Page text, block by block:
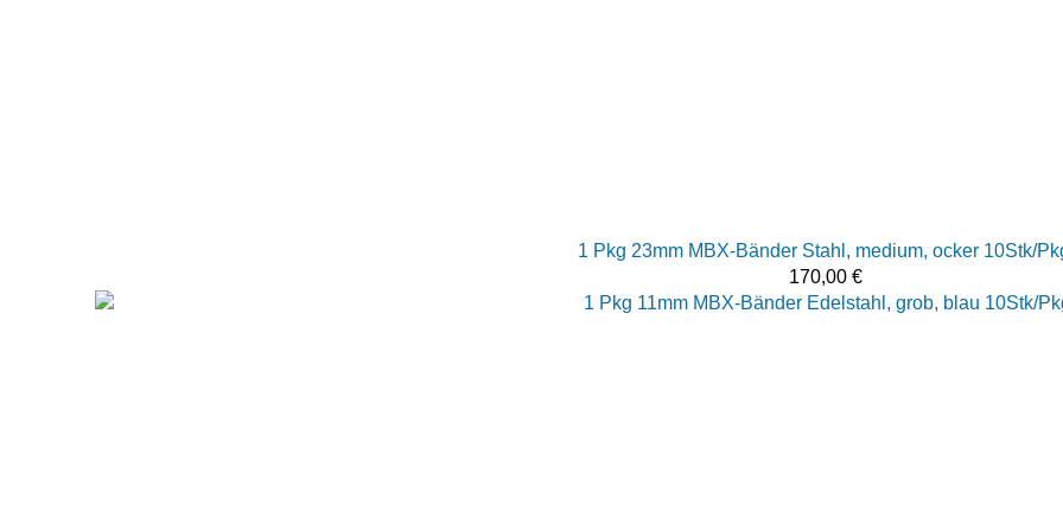
1 Pkg 23mm MBX-Bänder Stahl, medium, ocker 10Stk/
170,00 €